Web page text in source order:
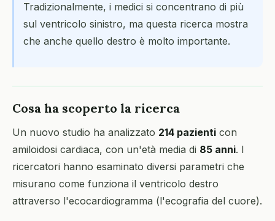
Tradizionalmente, i medici si concentrano di più
sul ventricolo sinistro, ma questa ricerca mostra
che anche quello destro è molto importante.
Cosa ha scoperto la ricerca
Un nuovo studio ha analizzato 214 pazienti con
amiloidosi cardiaca, con un'età media di 85 anni. I
ricercatori hanno esaminato diversi parametri che
misurano come funziona il ventricolo destro
attraverso l'ecocardiogramma (l'ecografia del cuore).